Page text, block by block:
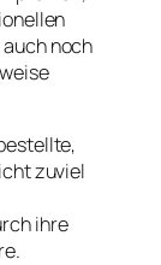
noch
zuviel
ihre